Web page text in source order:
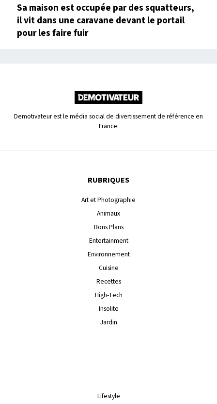
Sa maison est occupée par des squatteurs,
il vit dans une caravane devant le portail
pour les faire fuir
Demotivateur est le média social de divertissement de référence en
France.
RUBRIQUES
Art et Photographie
Animaux
Bons Plans
Entertainment
Environnement
Cuisine
Recettes
High-Tech
Insolite
Jardin
Lifestyle